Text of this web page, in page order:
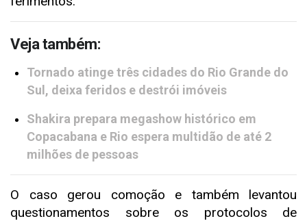
Veja também:
Tornado atinge três cidades do Rio Grande do
Sul, deixa feridos e destrói imóveis
Shakira prepara megashow histórico em
Copacabana e Rio espera multidão de até 2
milhões de pessoas
O caso gerou comoção e também levantou
questionamentos sobre os protocolos de